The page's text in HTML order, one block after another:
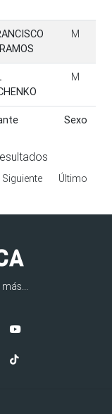
Sexo
M
M
Sexo
Siguiente Último